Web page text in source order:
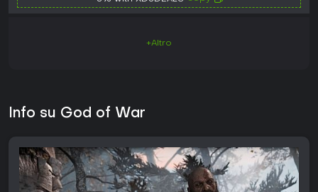
+Altro
Info su God of War